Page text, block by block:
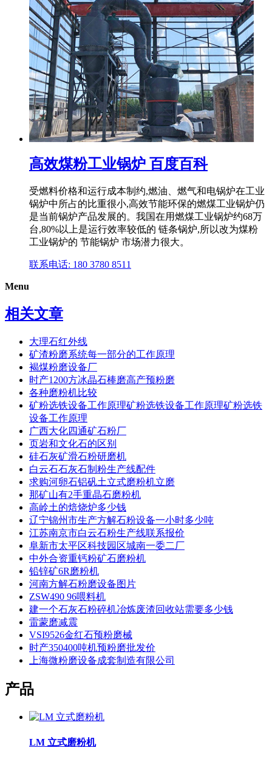
高效煤粉工业锅炉 百度百科
受燃料价格和运行成本制约,燃油、燃气和电锅炉在工业
锅炉中所占的比重很小,高效节能环保的燃煤工业锅炉仍
是当前锅炉产品发展的。我国在用燃煤工业锅炉约68万
台,80%以上是运行效率较低的 链条锅炉,所以改为煤粉
工业锅炉的 节能锅炉 市场潜力很大。
联系电话: 180 3780 8511
Menu
相关文章
大理石红外线
矿渣粉磨系统每一部分的工作原理
褐煤粉磨设备厂
时产1200方冰晶石棒磨高产预粉磨
各种磨粉机比较
矿粉选铁设备工作原理矿粉选铁设备工作原理矿粉选铁
设备工作原理
广西大化四通矿石粉厂
页岩和文化石的区别
硅石灰矿滑石粉研磨机
白云石石灰石制粉生产线配件
求购河卵石铝矾土立式磨粉机立磨
那矿山有2手重晶石磨粉机
高岭土的焙烧炉多少钱
辽宁锦州市生产方解石粉设备一小时多少吨
江苏南京市白云石粉生产线联系报价
阜新市太平区科技园区城南一委二厂
中外合资重钙粉矿石磨粉机
铅锌矿6R磨粉机
河南方解石粉磨设备图片
ZSW490 96喂料机
建一个石灰石粉碎机冶炼废渣回收站需要多少钱
雷蒙磨减震
VSI9526金红石预粉磨械
时产350400吨机预粉磨批发价
上海微粉磨设备成套制造有限公司
产品
LM 立式磨粉机